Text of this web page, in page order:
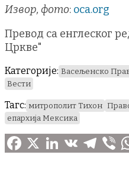
Извор, фото: oca.org
Превод са енглеског
Цркве"
Категорије: Васељенско
Вести
Тагс: митрополит Тихон
епархија Мексика